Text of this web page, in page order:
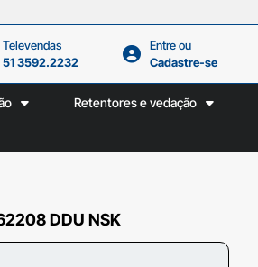
Televendas
51 3592.2232
Entre ou
Cadastre-se
Retentores e vedação
DDU NSK